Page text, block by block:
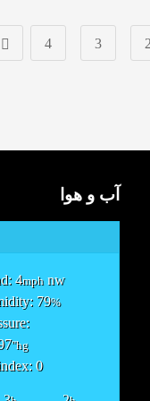
2
3
4
آب و هوا
4mph nw
79%
"hg
0